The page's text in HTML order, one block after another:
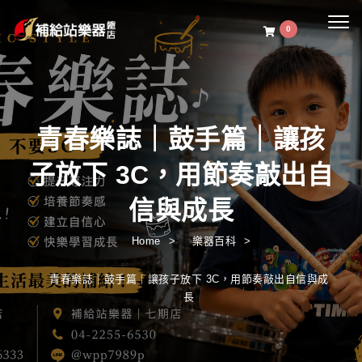
0
青春樂誌｜鼓手篇｜讓孩
子放下 3C，用節奏敲出自
信與成長
Home 樂器百科
青春樂誌｜鼓手篇｜讓孩子放下 3C，用節奏敲出自信與成
長